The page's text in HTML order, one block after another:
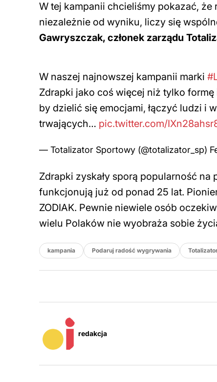
W tej kampanii chcieliśmy pokazać,
niezależnie od wyniku, liczy się
Gawryszczak, członek zarządu
W naszej najnowszej kampanii marki
Zdrapki jako coś więcej niż tylko
by dzielić się emocjami, łączyć ludzi i
trwających… pic.twitter.com/
— Totalizator Sportowy (@totalizator_sp)
Zdrapki zyskały sporą popularność
funkcjonują już od ponad 25 lat.
ZODIAK. Pewnie niewiele osób
wielu Polaków nie wyobraża sobie
kampania Podaruj radość wygrywania
redakcja